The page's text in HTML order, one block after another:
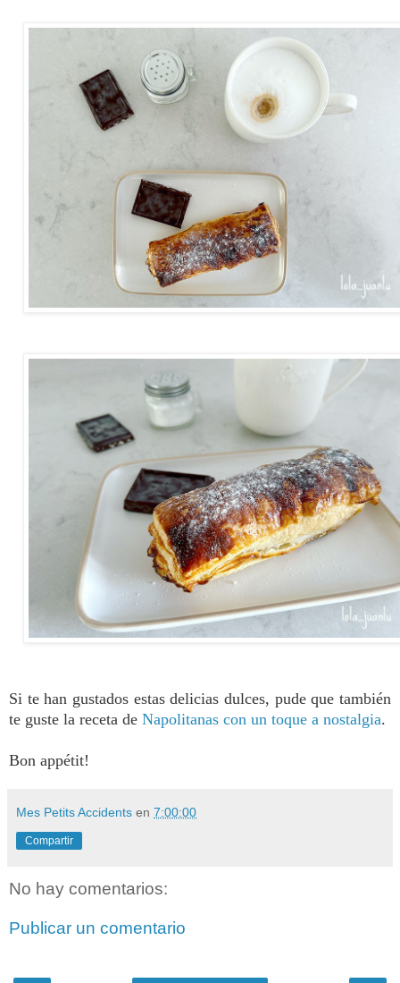
Si te han gustados estas delicias dulces, pude que también
te guste la receta de Napolitanas con un toque a nostalgia.
Bon appétit!
Mes Petits Accidents en 7:00:00
Compartir
No hay comentarios:
Publicar un comentario